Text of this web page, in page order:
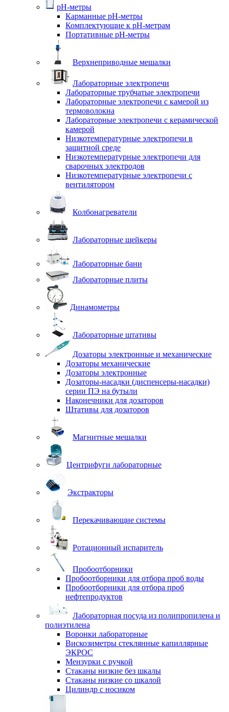
pH-метры
Карманные pH-метры
Комплектующие к pH-метрам
Портативные pH-метры
Верхнеприводные мешалки
Лабораторные электропечи
Лабораторные трубчатые электропечи
Лабораторные электропечи с камерой из
термоволокна
Лабораторные электропечи с керамической
камерой
Низкотемпературные электропечи в
защитной среде
Низкотемпературные электропечи для
cварочных электродов
Низкотемпературные электропечи с
вентилятором
Колбонагреватели
Лабораторные шейкеры
Лабораторные бани
Лабораторные плиты
Динамометры
Лабораторные штативы
Дозаторы электронные и механические
Дозаторы механические
Дозаторы электронные
Дозаторы-насадки (диспенсеры-насадки)
серии ПЭ на бутыли
Наконечники для дозаторов
Штативы для дозаторов
Магнитные мешалки
Центрифуги лабораторные
Экстракторы
Перекачивающие системы
Ротационный испаритель
Пробоотборники
Пробоотборники для отбора проб воды
Пробоотборники для отбора проб
нефтепродуктов
Лабораторная посуда из полипропилена и
полиэтилена
Воронки лабораторные
Вискозиметры стеклянные капиллярные
ЭКРОС
Мензурки с ручкой
Стаканы низкие без шкалы
Стаканы низкие со шкалой
Цилиндр с носиком